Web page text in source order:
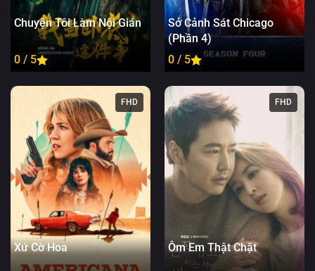
Chuyện Tôi Làm Nội Gián
0 / 5
Sở Cảnh Sát Chicago
(Phần 4)
0 / 5
FHD
Xứ Cờ Hoa
FHD
Ôm Em Thật Chặt